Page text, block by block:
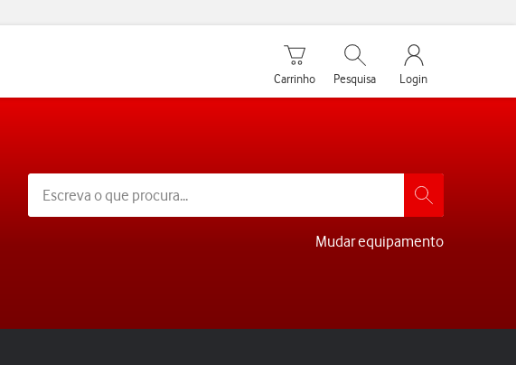
Carrinho de compras
Carrinho
Pesquisar
Pesquisa
My Vodafone
Login
Mudar equipamento